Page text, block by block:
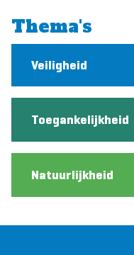
Thema's
Veiligheid
Toegankelijkheid
Natuurlijkheid